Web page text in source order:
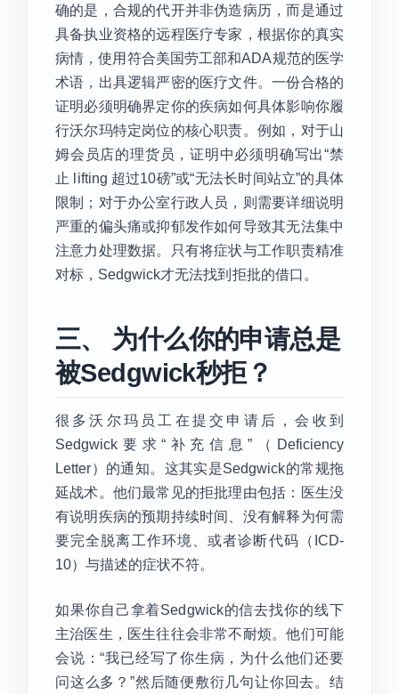
确的是，合规的代开并非伪造病历，而是通过
具备执业资格的远程医疗专家，根据你的真实
病情，使用符合美国劳工部和ADA规范的医学
术语，出具逻辑严密的医疗文件。一份合格的
证明必须明确界定你的疾病如何具体影响你履
行沃尔玛特定岗位的核心职责。例如，对于山
姆会员店的理货员，证明中必须明确写出“禁
止 lifting 超过10磅”或“无法长时间站立”的具体
限制；对于办公室行政人员，则需要详细说明
严重的偏头痛或抑郁发作如何导致其无法集中
注意力处理数据。只有将症状与工作职责精准
对标，Sedgwick才无法找到拒批的借口。
三、 为什么你的申请总是
被Sedgwick秒拒？
很多沃尔玛员工在提交申请后，会收到
Sedgwick要求“补充信息”（Deficiency
Letter）的通知。这其实是Sedgwick的常规拖
延战术。他们最常见的拒批理由包括：医生没
有说明疾病的预期持续时间、没有解释为何需
要完全脱离工作环境、或者诊断代码（ICD-
10）与描述的症状不符。
如果你自己拿着Sedgwick的信去找你的线下
主治医生，医生往往会非常不耐烦。他们可能
会说：“我已经写了你生病，为什么他们还要
问这么多？”然后随便敷衍几句让你回去。结